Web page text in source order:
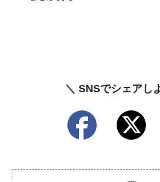
＼ SNSでシェアし